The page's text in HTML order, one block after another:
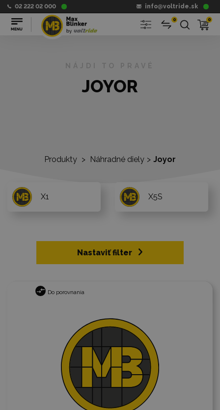
02 222 02 000 info@voltride.sk
0 0
Produkty > Náhradné diely > Joyor
JOYOR
X1 X5S
Nastaviť filter
Do porovnania